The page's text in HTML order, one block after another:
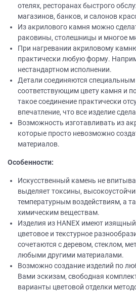
отелях, ресторанах быстрого
магазинов, банков, и салонов
Из акрилового камня можно
раковины, столешницы и многое
При нагревании акриловому
практически любую форму.
нестандартном исполнении.
Детали соединяются специальным
соответствующим цвету камня и
такое соединение практически
впечатление, что все изделие
Возможность изготавливать из
которые просто невозможно
материалов.
Особенности:
Искусственный камень не
выделяет токсины,
температурным воздействиям, а
химическим веществам.
Изделия из НANEХ имеют
цветовое и текстурное
сочетаются с деревом, стеклом,
любыми другими материалами.
Возможно создание изделий по
Вами эскизам, свободная
варианты цветовой отделки